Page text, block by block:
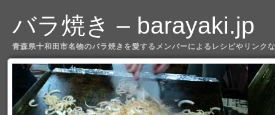
バラ焼き – barayaki.jp
青森県十和田市名物のバラ焼きを愛するメンバーによるレシピやリンク